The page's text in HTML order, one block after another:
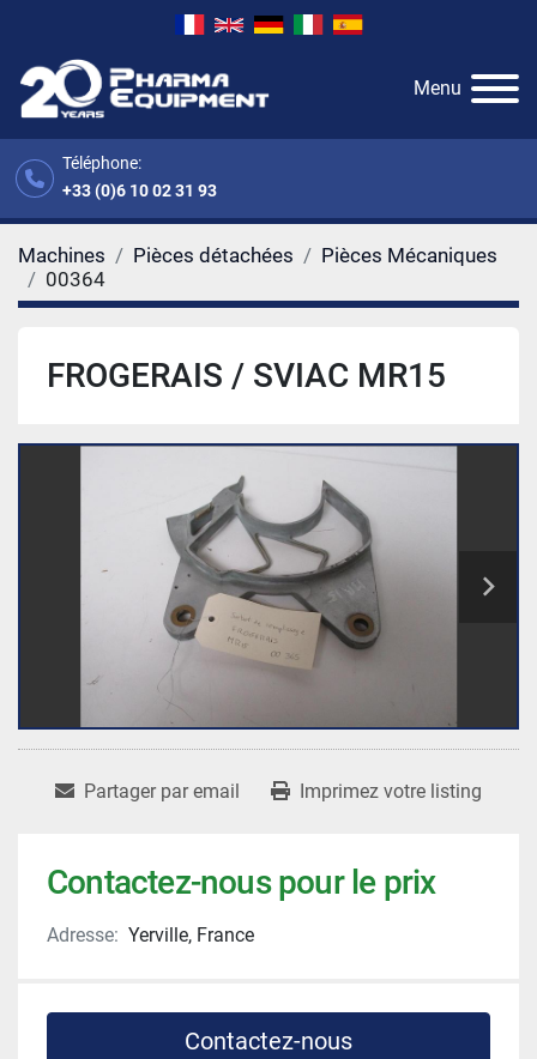
Téléphone:
+33 (0)6 10 02 31 93
Menu
Machines Pièces détachées
Pièces Mécaniques
00364
FROGERAIS / SVIAC MR15
Partager par email Imprimez votre listing
Contactez-nous pour le prix
Adresse: Yerville, France
Contactez-nous